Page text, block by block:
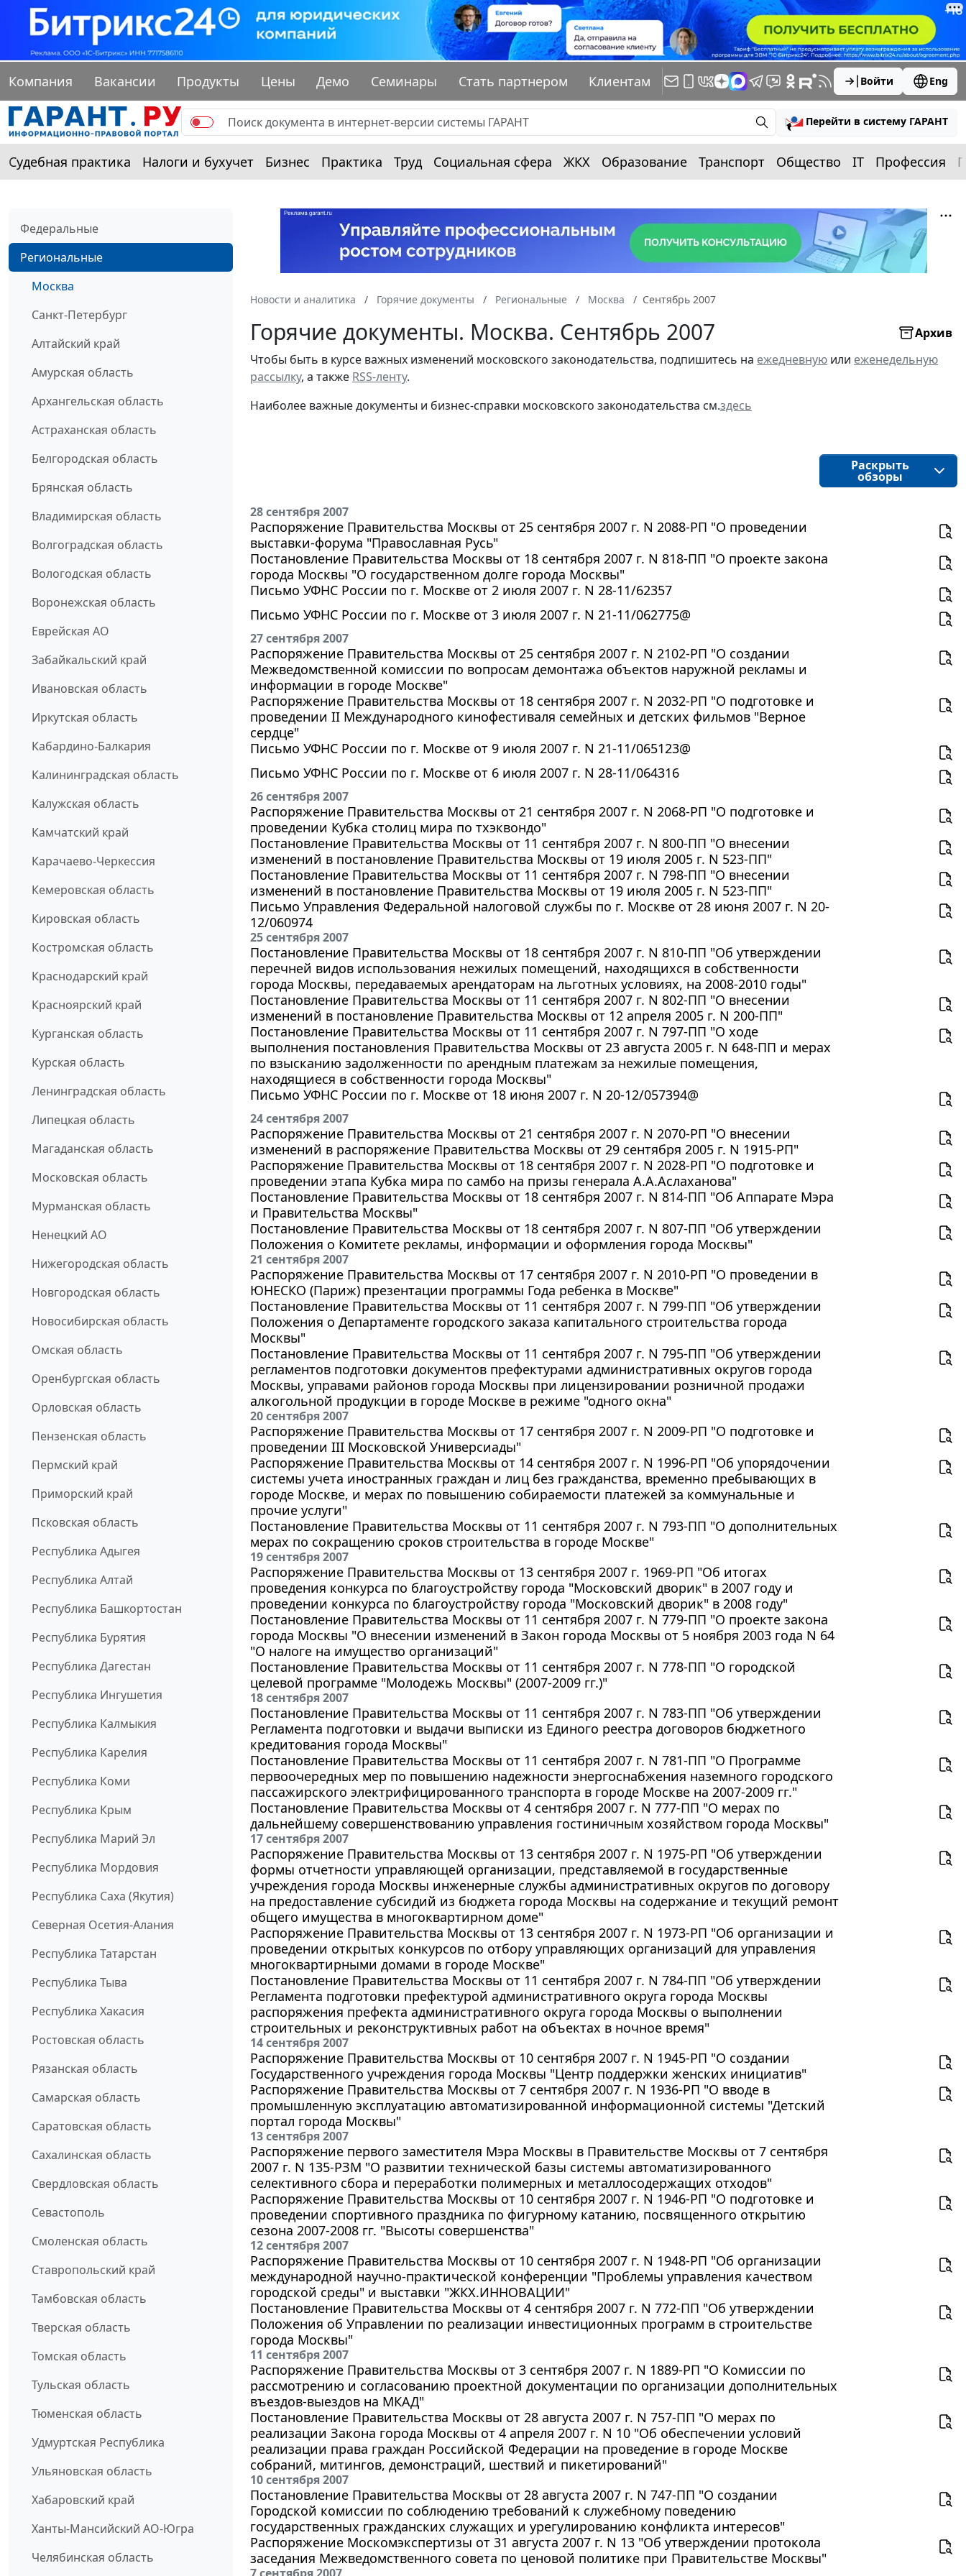
Компания Вакансии Продукты Цены Демо Семинары Стать партнером Клиентам Войти Eng
Перейти в систему ГАРАНТ
Судебная практика Налоги и бухучет Бизнес Практика Труд Социальная сфера ЖКХ Образование Транспорт Общество IT Профессия
Федеральные
Региональные
Москва
Санкт-Петербург
Алтайский край
Амурская область
Архангельская область
Астраханская область
Белгородская область
Брянская область
Владимирская область
Волгоградская область
Вологодская область
Воронежская область
Еврейская АО
Забайкальский край
Ивановская область
Иркутская область
Кабардино-Балкария
Калининградская область
Калужская область
Камчатский край
Карачаево-Черкессия
Кемеровская область
Кировская область
Костромская область
Краснодарский край
Красноярский край
Курганская область
Курская область
Ленинградская область
Липецкая область
Магаданская область
Московская область
Мурманская область
Ненецкий АО
Нижегородская область
Новгородская область
Новосибирская область
Омская область
Оренбургская область
Орловская область
Пензенская область
Пермский край
Приморский край
Псковская область
Республика Адыгея
Республика Алтай
Республика Башкортостан
Республика Бурятия
Республика Дагестан
Республика Ингушетия
Республика Калмыкия
Республика Карелия
Республика Коми
Республика Крым
Республика Марий Эл
Республика Мордовия
Республика Саха (Якутия)
Северная Осетия-Алания
Республика Татарстан
Республика Тыва
Республика Хакасия
Ростовская область
Рязанская область
Самарская область
Саратовская область
Сахалинская область
Свердловская область
Севастополь
Смоленская область
Ставропольский край
Тамбовская область
Тверская область
Томская область
Тульская область
Тюменская область
Удмуртская Республика
Ульяновская область
Хабаровский край
Ханты-Мансийский АО-Югра
Челябинская область
Новости и аналитика Горячие документы Региональные Москва Сентябрь 2007
Горячие документы. Москва. Сентябрь 2007
Архив
Чтобы быть в курсе важных изменений московского законодательства, подпишитесь на ежедневную или еженедельную
рассылку, а также RSS-ленту.
Наиболее важные документы и бизнес-справки московского законодательства см.здесь
Раскрыть
обзоры
28 сентября 2007
Распоряжение Правительства Москвы от 25 сентября 2007 г. N 2088-РП "О проведении
выставки-форума "Православная Русь"
Постановление Правительства Москвы от 18 сентября 2007 г. N 818-ПП "О проекте закона
города Москвы "О государственном долге города Москвы"
Письмо УФНС России по г. Москве от 2 июля 2007 г. N 28-11/62357
Письмо УФНС России по г. Москве от 3 июля 2007 г. N 21-11/062775@
27 сентября 2007
Распоряжение Правительства Москвы от 25 сентября 2007 г. N 2102-РП "О создании
Межведомственной комиссии по вопросам демонтажа объектов наружной рекламы и
информации в городе Москве"
Распоряжение Правительства Москвы от 18 сентября 2007 г. N 2032-РП "О подготовке и
проведении II Международного кинофестиваля семейных и детских фильмов "Верное
сердце"
Письмо УФНС России по г. Москве от 9 июля 2007 г. N 21-11/065123@
Письмо УФНС России по г. Москве от 6 июля 2007 г. N 28-11/064316
26 сентября 2007
Распоряжение Правительства Москвы от 21 сентября 2007 г. N 2068-РП "О подготовке и
проведении Кубка столиц мира по тхэквондо"
Постановление Правительства Москвы от 11 сентября 2007 г. N 800-ПП "О внесении
изменений в постановление Правительства Москвы от 19 июля 2005 г. N 523-ПП"
Постановление Правительства Москвы от 11 сентября 2007 г. N 798-ПП "О внесении
изменений в постановление Правительства Москвы от 19 июля 2005 г. N 523-ПП"
Письмо Управления Федеральной налоговой службы по г. Москве от 28 июня 2007 г. N 20-
12/060974
25 сентября 2007
Постановление Правительства Москвы от 18 сентября 2007 г. N 810-ПП "Об утверждении
перечней видов использования нежилых помещений, находящихся в собственности
города Москвы, передаваемых арендаторам на льготных условиях, на 2008-2010 годы"
Постановление Правительства Москвы от 11 сентября 2007 г. N 802-ПП "О внесении
изменений в постановление Правительства Москвы от 12 апреля 2005 г. N 200-ПП"
Постановление Правительства Москвы от 11 сентября 2007 г. N 797-ПП "О ходе
выполнения постановления Правительства Москвы от 23 августа 2005 г. N 648-ПП и мерах
по взысканию задолженности по арендным платежам за нежилые помещения,
находящиеся в собственности города Москвы"
Письмо УФНС России по г. Москве от 18 июня 2007 г. N 20-12/057394@
24 сентября 2007
Распоряжение Правительства Москвы от 21 сентября 2007 г. N 2070-РП "О внесении
изменений в распоряжение Правительства Москвы от 29 сентября 2005 г. N 1915-РП"
Распоряжение Правительства Москвы от 18 сентября 2007 г. N 2028-РП "О подготовке и
проведении этапа Кубка мира по самбо на призы генерала А.А.Аслаханова"
Постановление Правительства Москвы от 18 сентября 2007 г. N 814-ПП "Об Аппарате Мэра
и Правительства Москвы"
Постановление Правительства Москвы от 18 сентября 2007 г. N 807-ПП "Об утверждении
Положения о Комитете рекламы, информации и оформления города Москвы"
21 сентября 2007
Распоряжение Правительства Москвы от 17 сентября 2007 г. N 2010-РП "О проведении в
ЮНЕСКО (Париж) презентации программы Года ребенка в Москве"
Постановление Правительства Москвы от 11 сентября 2007 г. N 799-ПП "Об утверждении
Положения о Департаменте городского заказа капитального строительства города
Москвы"
Постановление Правительства Москвы от 11 сентября 2007 г. N 795-ПП "Об утверждении
регламентов подготовки документов префектурами административных округов города
Москвы, управами районов города Москвы при лицензировании розничной продажи
алкогольной продукции в городе Москве в режиме "одного окна"
20 сентября 2007
Распоряжение Правительства Москвы от 17 сентября 2007 г. N 2009-РП "О подготовке и
проведении III Московской Универсиады"
Распоряжение Правительства Москвы от 14 сентября 2007 г. N 1996-РП "Об упорядочении
системы учета иностранных граждан и лиц без гражданства, временно пребывающих в
городе Москве, и мерах по повышению собираемости платежей за коммунальные и
прочие услуги"
Постановление Правительства Москвы от 11 сентября 2007 г. N 793-ПП "О дополнительных
мерах по сокращению сроков строительства в городе Москве"
19 сентября 2007
Распоряжение Правительства Москвы от 13 сентября 2007 г. 1969-РП "Об итогах
проведения конкурса по благоустройству города "Московский дворик" в 2007 году и
проведении конкурса по благоустройству города "Московский дворик" в 2008 году"
Постановление Правительства Москвы от 11 сентября 2007 г. N 779-ПП "О проекте закона
города Москвы "О внесении изменений в Закон города Москвы от 5 ноября 2003 года N 64
"О налоге на имущество организаций"
Постановление Правительства Москвы от 11 сентября 2007 г. N 778-ПП "О городской
целевой программе "Молодежь Москвы" (2007-2009 гг.)"
18 сентября 2007
Постановление Правительства Москвы от 11 сентября 2007 г. N 783-ПП "Об утверждении
Регламента подготовки и выдачи выписки из Единого реестра договоров бюджетного
кредитования города Москвы"
Постановление Правительства Москвы от 11 сентября 2007 г. N 781-ПП "О Программе
первоочередных мер по повышению надежности энергоснабжения наземного городского
пассажирского электрифицированного транспорта в городе Москве на 2007-2009 гг."
Постановление Правительства Москвы от 4 сентября 2007 г. N 777-ПП "О мерах по
дальнейшему совершенствованию управления гостиничным хозяйством города Москвы"
17 сентября 2007
Распоряжение Правительства Москвы от 13 сентября 2007 г. N 1975-РП "Об утверждении
формы отчетности управляющей организации, представляемой в государственные
учреждения города Москвы инженерные службы административных округов по договору
на предоставление субсидий из бюджета города Москвы на содержание и текущий ремонт
общего имущества в многоквартирном доме"
Распоряжение Правительства Москвы от 13 сентября 2007 г. N 1973-РП "Об организации и
проведении открытых конкурсов по отбору управляющих организаций для управления
многоквартирными домами в городе Москве"
Постановление Правительства Москвы от 11 сентября 2007 г. N 784-ПП "Об утверждении
Регламента подготовки префектурой административного округа города Москвы
распоряжения префекта административного округа города Москвы о выполнении
строительных и реконструктивных работ на объектах в ночное время"
14 сентября 2007
Распоряжение Правительства Москвы от 10 сентября 2007 г. N 1945-РП "О создании
Государственного учреждения города Москвы "Центр поддержки женских инициатив"
Распоряжение Правительства Москвы от 7 сентября 2007 г. N 1936-РП "О вводе в
промышленную эксплуатацию автоматизированной информационной системы "Детский
портал города Москвы"
13 сентября 2007
Распоряжение первого заместителя Мэра Москвы в Правительстве Москвы от 7 сентября
2007 г. N 135-РЗМ "О развитии технической базы системы автоматизированного
селективного сбора и переработки полимерных и металлосодержащих отходов"
Распоряжение Правительства Москвы от 10 сентября 2007 г. N 1946-РП "О подготовке и
проведении спортивного праздника по фигурному катанию, посвященного открытию
сезона 2007-2008 гг. "Высоты совершенства"
12 сентября 2007
Распоряжение Правительства Москвы от 10 сентября 2007 г. N 1948-РП "Об организации
международной научно-практической конференции "Проблемы управления качеством
городской среды" и выставки "ЖКХ.ИННОВАЦИИ"
Постановление Правительства Москвы от 4 сентября 2007 г. N 772-ПП "Об утверждении
Положения об Управлении по реализации инвестиционных программ в строительстве
города Москвы"
11 сентября 2007
Распоряжение Правительства Москвы от 3 сентября 2007 г. N 1889-РП "О Комиссии по
рассмотрению и согласованию проектной документации по организации дополнительных
въездов-выездов на МКАД"
Постановление Правительства Москвы от 28 августа 2007 г. N 757-ПП "О мерах по
реализации Закона города Москвы от 4 апреля 2007 г. N 10 "Об обеспечении условий
реализации права граждан Российской Федерации на проведение в городе Москве
собраний, митингов, демонстраций, шествий и пикетирований"
10 сентября 2007
Постановление Правительства Москвы от 28 августа 2007 г. N 747-ПП "О создании
Городской комиссии по соблюдению требований к служебному поведению
государственных гражданских служащих и урегулированию конфликта интересов"
Распоряжение Москомэкспертизы от 31 августа 2007 г. N 13 "Об утверждении протокола
заседания Межведомственного совета по ценовой политике при Правительстве Москвы"